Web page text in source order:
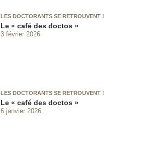
LES DOCTORANTS SE RETROUVENT !
Le « café des doctos »
3 février 2026
LES DOCTORANTS SE RETROUVENT !
Le « café des doctos »
6 janvier 2026